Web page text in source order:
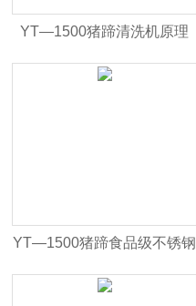
YT—1500猪蹄清洗机原理
YT—1500猪蹄食品级不锈钢
清洗机